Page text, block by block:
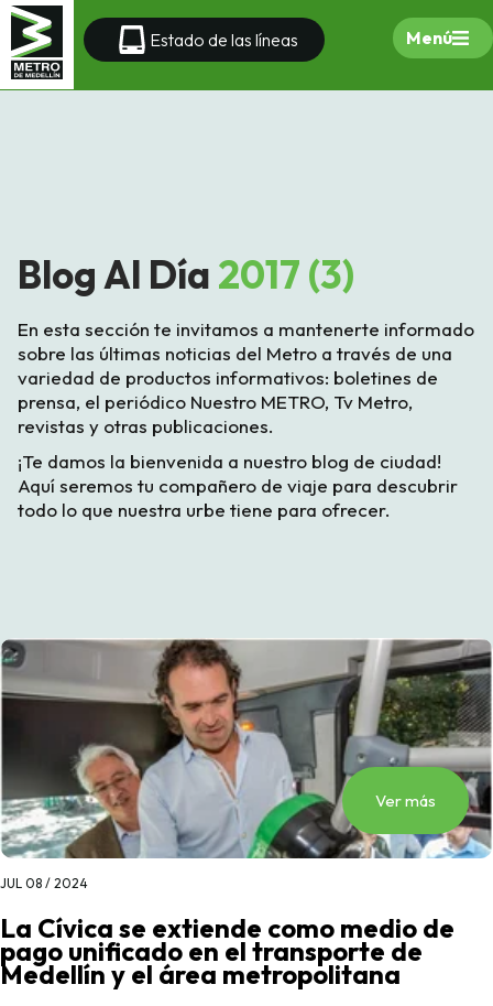
Estado de las líneas Menú
Blog Al Día 2017 (3)
En esta sección te invitamos a mantenerte informado
sobre las últimas noticias del Metro a través de una
variedad de productos informativos: boletines de
prensa, el periódico Nuestro METRO, Tv Metro,
revistas y otras publicaciones.
¡Te damos la bienvenida a nuestro blog de ciudad!
Aquí seremos tu compañero de viaje para descubrir
todo lo que nuestra urbe tiene para ofrecer.
Ver más
JUL 08 / 2024
La Cívica se extiende como medio de
pago unificado en el transporte de
Medellín y el área metropolitana